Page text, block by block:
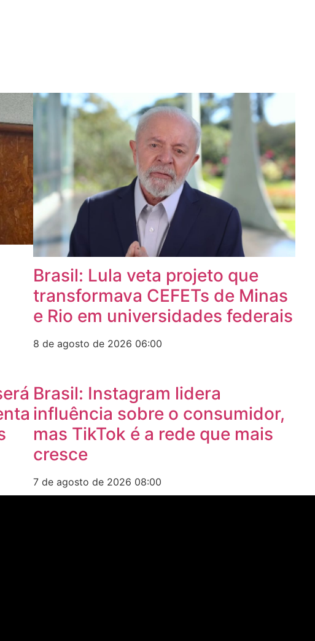
Brasil: Lula veta projeto que
transformava CEFETs de Minas
e Rio em universidades federais
8 de agosto de 2026 06:00
Brasil: Instagram lidera
influência sobre o consumidor,
mas TikTok é a rede que mais
cresce
7 de agosto de 2026 08:00